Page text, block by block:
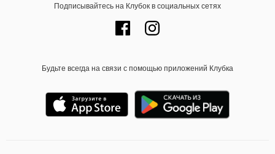
Подписывайтесь на Клубок в социальных сетях
Будьте всегда на связи с помощью приложений Клубка